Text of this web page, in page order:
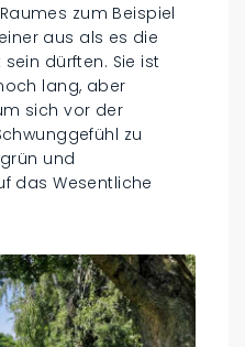
zum Beispiel
aus als es die
dürften. Sie ist
lang, aber
sich vor der
zu
und
das Wesentliche